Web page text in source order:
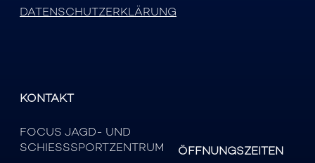
DATENSCHUTZERKLÄRUNG
KONTAKT
FOCUS JAGD- UND
SCHIESSSPORTZENTRUM
ÖFFNUNGSZEITEN